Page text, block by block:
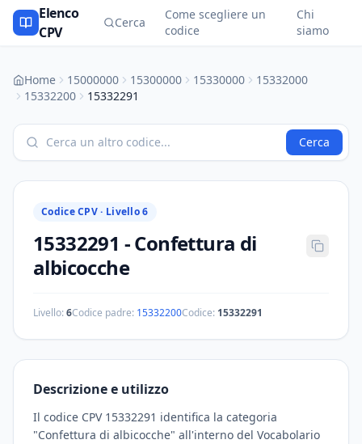
Elenco
CPV
Cerca
Come scegliere un
codice
Chi
siamo
Home 15000000 15300000 15330000
15332000
15332200
15332291
Cerca
Codice CPV · Livello 6
15332291 -Confettura di
albicocche
Livello:6Codice padre: 15332200Codice: 15332291
Descrizione e utilizzo
Il codice CPV 15332291 identifica la categoria
"Confettura di albicocche" all'interno del Vocabolario